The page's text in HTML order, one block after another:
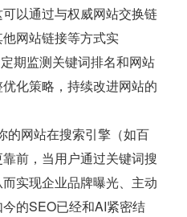
以通过与权威网站交换链
网站链接等方式实
期监测关键词排名和网站
化策略，持续改进网站的
的网站在搜索引擎（如百
前，当用户通过关键词搜
实现企业品牌曝光、主动
的SEO已经和AI紧密结